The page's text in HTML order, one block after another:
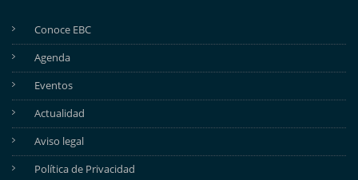
Conoce EBC
Agenda
Eventos
Actualidad
Aviso legal
Política de Privacidad